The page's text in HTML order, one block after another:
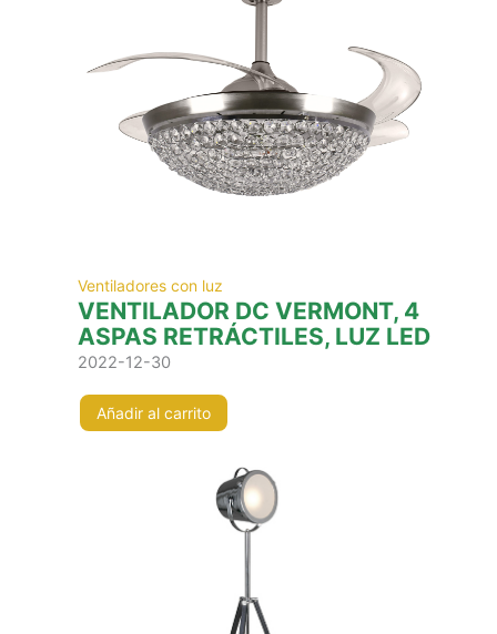
Ventiladores con luz
VENTILADOR DC VERMONT, 4
ASPAS RETRÁCTILES, LUZ LED
2022-12-30
Añadir al carrito